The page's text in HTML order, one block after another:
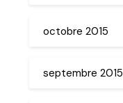
octobre 2015
septembre 2015